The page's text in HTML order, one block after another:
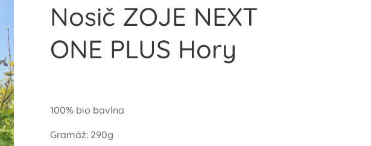
Nosič ZOJE NEXT
ONE PLUS Hory
100% bio bavlna
Gramáž: 290g